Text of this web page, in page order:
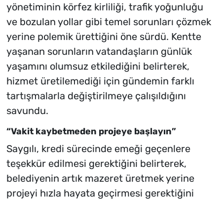
yönetiminin körfez kirliliği, trafik yoğunluğu
ve bozulan yollar gibi temel sorunları çözmek
yerine polemik ürettiğini öne sürdü. Kentte
yaşanan sorunların vatandaşların günlük
yaşamını olumsuz etkilediğini belirterek,
hizmet üretilemediği için gündemin farklı
tartışmalarla değiştirilmeye çalışıldığını
savundu.
“Vakit kaybetmeden projeye başlayın”
Saygılı, kredi sürecinde emeği geçenlere
teşekkür edilmesi gerektiğini belirterek,
belediyenin artık mazeret üretmek yerine
projeyi hızla hayata geçirmesi gerektiğini